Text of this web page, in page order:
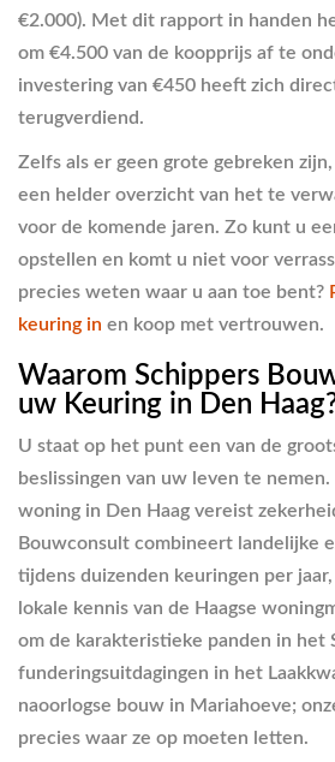
€2.000). Met dit rapport in handen
om €4.500 van de koopprijs af te
investering van €450 heeft zich
terugverdiend.
Zelfs als er geen grote gebreken
een helder overzicht van het te
voor de komende jaren. Zo kunt u
opstellen en komt u niet voor
precies weten waar u aan toe bent?
keuring in en koop met vertrouwen.
Waarom Schippers
uw Keuring in Den
U staat op het punt een van de
beslissingen van uw leven te
woning in Den Haag vereist
Bouwconsult combineert landelijke
tijdens duizenden keuringen per
lokale kennis van de Haagse
om de karakteristieke panden in het
funderingsuitdagingen in het
naoorlogse bouw in Mariahoeve;
precies waar ze op moeten letten.